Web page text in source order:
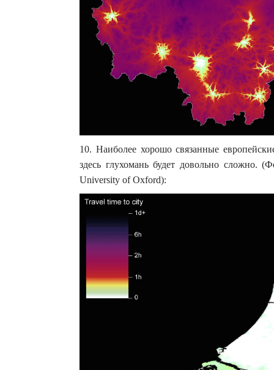
10. Наиболее хорошо связанные
здесь глухомань будет довольно сложно.
University of Oxford):